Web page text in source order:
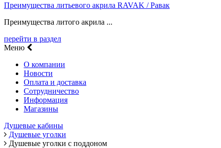
Преимущества литьевого акрила RAVAK / Равак
Преимущества литого акрила ...
перейти в раздел
Меню
О компании
Новости
Оплата и доставка
Сотрудничество
Информация
Магазины
Душевые кабины
Душевые уголки
Душевые уголки с поддоном